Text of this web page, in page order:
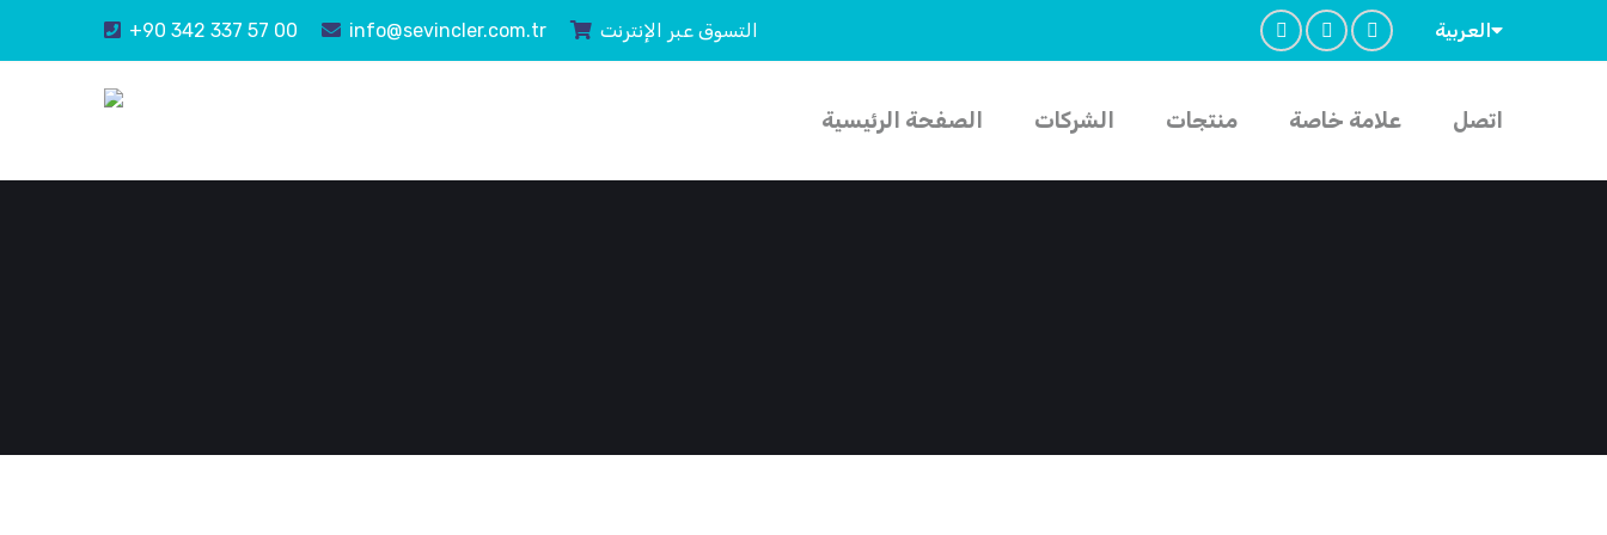
+90 342 337 57 00 info@sevincler.com.tr التسوق عبر الإنترنت العربية
الصفحة الرئيسية الشركات منتجات علامة خاصة اتصل